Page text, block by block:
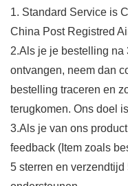
1. Standard Service is
China Post Registred
2.Als je je bestelling na
ontvangen, neem dan
bestelling traceren en
terugkomen. Ons doel
3.Als je van ons
feedback (Item zoals
5 sterren en verzendtijd